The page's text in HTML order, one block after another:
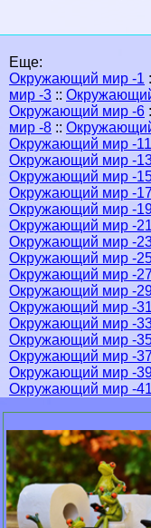
Еще:
Окружающий мир -1
мир -3 ::
Окружающий мир -6
мир -8 ::
Окружающий мир -11
Окружающий мир -
Окружающий мир -
Окружающий мир -17
Окружающий мир -
Окружающий мир -21
Окружающий мир -
Окружающий мир -
Окружающий мир -27
Окружающий мир -
Окружающий мир -31
Окружающий мир -
Окружающий мир -
Окружающий мир -37
Окружающий мир -
Окружающий мир -41